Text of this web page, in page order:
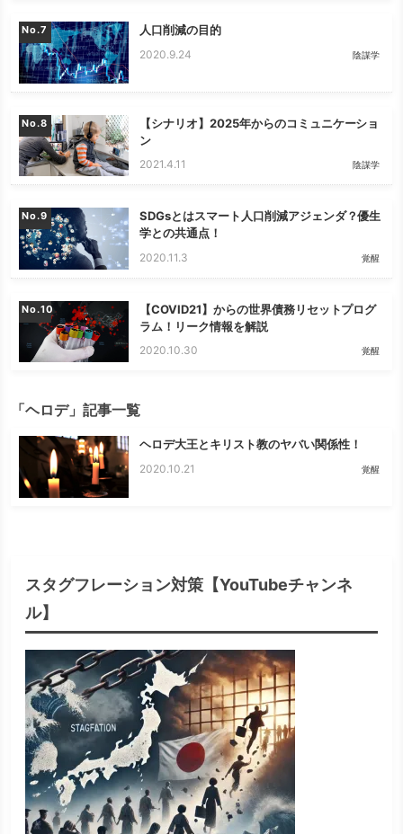
No. 人口削減の目的
2020.9.24 陰謀学
No.
【シナリオ】2025年からのコミュニケーショ
ン
2021.4.11 陰謀学
No.
SDGsとはスマート人口削減アジェンダ？優生
学との共通点！
2020.11.3 覚醒
No.
【COVID21】からの世界債務リセットプログ
ラム！リーク情報を解説
2020.10.30 覚醒
「ヘロデ」記事一覧
ヘロデ大王とキリスト教のヤバい関係性！
2020.10.21 覚醒
スタグフレーション対策【YouTubeチャンネ
ル】